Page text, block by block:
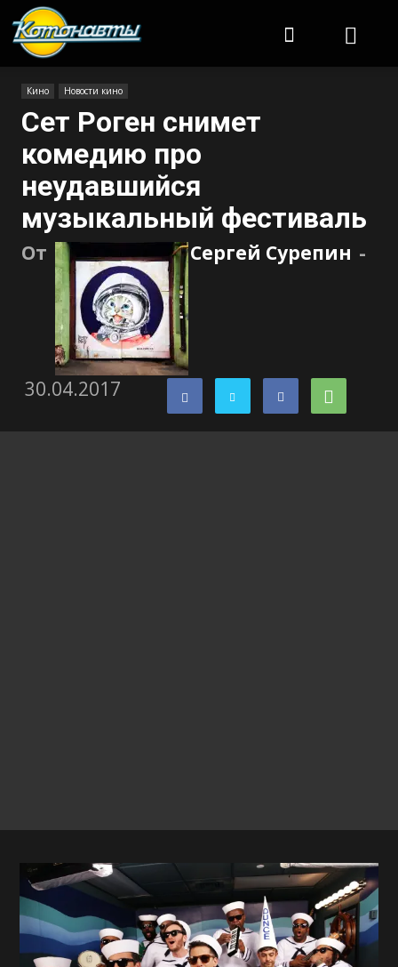
Кино Новости кино
Сет Роген снимет
комедию про
неудавшийся
музыкальный фестиваль
От Сергей Сурепин -
30.04.2017